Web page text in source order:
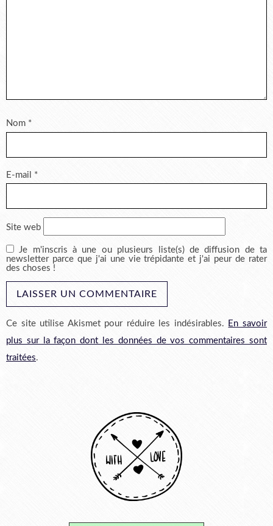
Nom *
E-mail *
Site web
Je m'inscris à une ou plusieurs liste(s) de diffusion de ta
newsletter parce que j'ai une vie trépidante et j'ai peur de rater
des choses !
Ce site utilise Akismet pour réduire les indésirables. En savoir
plus sur la façon dont les données de vos commentaires sont
traitées.